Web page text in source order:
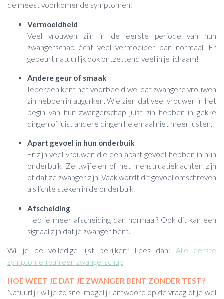
de meest voorkomende symptomen:
Vermoeidheid
Veel vrouwen zijn in de eerste periode van hun
zwangerschap écht veel vermoeider dan normaal. Er
gebeurt natuurlijk ook ontzettend veel in je lichaam!
Andere geur of smaak
Iedereen kent het voorbeeld wel dat zwangere vrouwen
zin hebben in augurken. Wie zien dat veel vrouwen in het
begin van hun zwangerschap juist zin hebben in gekke
dingen of juist andere dingen helemaal niet meer lusten.
Apart gevoel in hun onderbuik
Er zijn veel vrouwen die een apart gevoel hebben in hun
onderbuik. Ze twijfelen of het menstruatieklachten zijn
of dat ze zwanger zijn. Vaak wordt dit gevoel omschreven
als lichte steken in de onderbuik.
Afscheiding
Heb je meer afscheiding dan normaal? Ook dit kan een
signaal zijn dat je zwanger bent.
Wil je de volledige lijst bekijken? Lees dan: Alle eerste
symptomen van een zwangerschap
HOE WEET JE DAT JE ZWANGER BENT ZONDER TEST?
Natuurlijk wil je zo snel mogelijk antwoord op de vraag of je wel